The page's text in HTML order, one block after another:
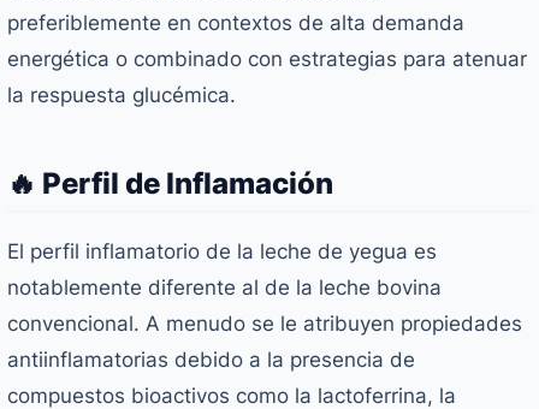
preferiblemente en contextos de alta demanda
energética o combinado con estrategias para atenuar
la respuesta glucémica.
🔥 Perfil de Inflamación
El perfil inflamatorio de la leche de yegua es
notablemente diferente al de la leche bovina
convencional. A menudo se le atribuyen propiedades
antiinflamatorias debido a la presencia de
compuestos bioactivos como la lactoferrina, la